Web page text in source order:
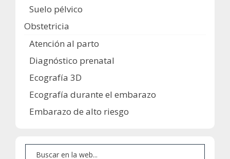
Suelo pélvico
Obstetricia
Atención al parto
Diagnóstico prenatal
Ecografía 3D
Ecografía durante el embarazo
Embarazo de alto riesgo